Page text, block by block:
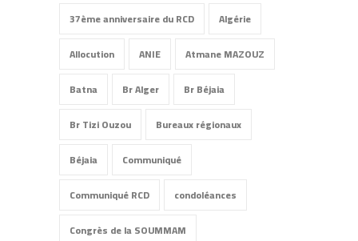
37ème anniversaire du RCD
Algérie
Allocution
ANIE
Atmane MAZOUZ
Batna
Br Alger
Br Béjaia
Br Tizi Ouzou
Bureaux régionaux
Béjaia
Communiqué
Communiqué RCD
condoléances
Congrès de la SOUMMAM